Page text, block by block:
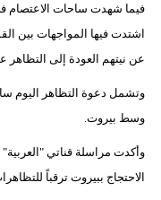
فيما شهدت ساحات الاعتصام في
اشتدت فيها المواجهات بين
عن نيتهم العودة إلى التظاهر
وتشمل دعوة التظاهر اليوم
وسط بيروت.
وأكدت مراسلة قناتي
الاحتجاج ببيروت ترقباً